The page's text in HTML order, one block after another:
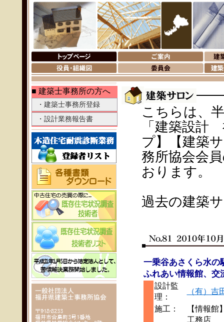
こちらは、
「建築設計
プ】【建築
務所協会会
おります。
過去の建築
一乗谷あさくら水の
ふれあい情報館、交
設計監
理：
（有）吉
施工：
【情報館
工務店
■ 建築士事務所の方へ
・建築士事務所登録
・設計業務報告書